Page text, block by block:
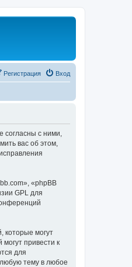
Вход
Регистрация
с ними,
вас об этом,
«phpBB
GPL для
которые могут
привести к
для
тему в любое